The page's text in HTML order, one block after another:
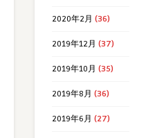
2020年2月 (36)
2019年12月 (37)
2019年10月 (35)
2019年8月 (36)
2019年6月 (27)